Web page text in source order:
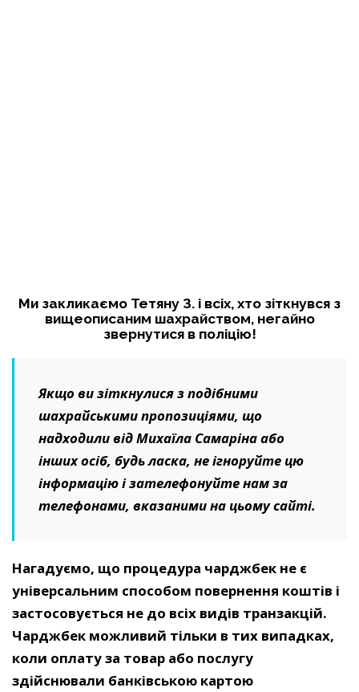
Ми закликаємо Тетяну З. і всіх, хто зіткнувся з
вищеописаним шахрайством, негайно
звернутися в поліцію!
Якщо ви зіткнулися з подібними
шахрайськими пропозиціями, що
надходили від Михаїла Самаріна або
інших осіб, будь ласка, не ігноруйте цю
інформацію і зателефонуйте нам за
телефонами, вказаними на цьому сайті.
Нагадуємо, що процедура чарджбек не є
універсальним способом повернення коштів і
застосовується не до всіх видів транзакцій.
Чарджбек можливий тільки в тих випадках,
коли оплату за товар або послугу
здійснювали банківською картою